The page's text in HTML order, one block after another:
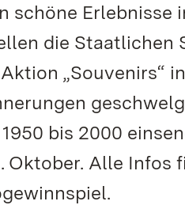
schöne
die
„Souvenirs“
bis 2000
Oktober. Alle